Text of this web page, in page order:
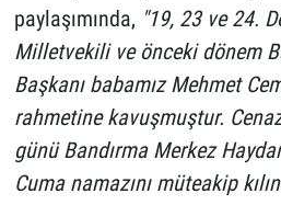
paylaşımında, "19, 23 ve 24.
Milletvekili ve önceki dönem
Başkanı babamız Mehmet
rahmetine kavuşmuştur.
günü Bandırma Merkez
Cuma namazını müteakip